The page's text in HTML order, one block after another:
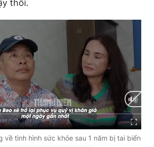
thôi.
về tình hình sức khỏe sau 1 năm bị tai biến